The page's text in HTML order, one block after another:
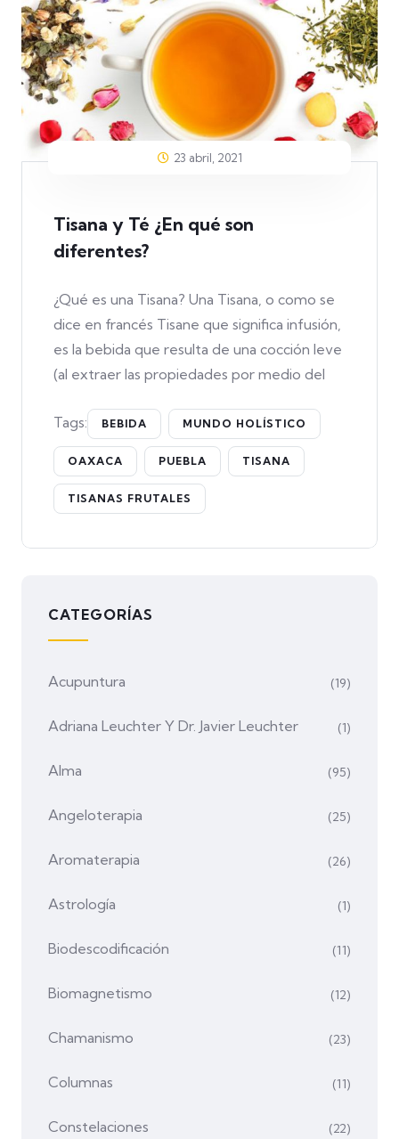
23 abril, 2021
Tisana y Té ¿En qué son
diferentes?
¿Qué es una Tisana? Una Tisana, o como se
dice en francés Tisane que significa infusión,
es la bebida que resulta de una cocción leve
(al extraer las propiedades por medio del
Tags: BEBIDA MUNDO HOLÍSTICO
OAXACA PUEBLA TISANA
TISANAS FRUTALES
CATEGORÍAS
Acupuntura (19)
Adriana Leuchter Y Dr. Javier Leuchter (1)
Alma (95)
Angeloterapia (25)
Aromaterapia (26)
Astrología (1)
Biodescodificación (11)
Biomagnetismo (12)
Chamanismo (23)
Columnas (11)
Constelaciones (22)